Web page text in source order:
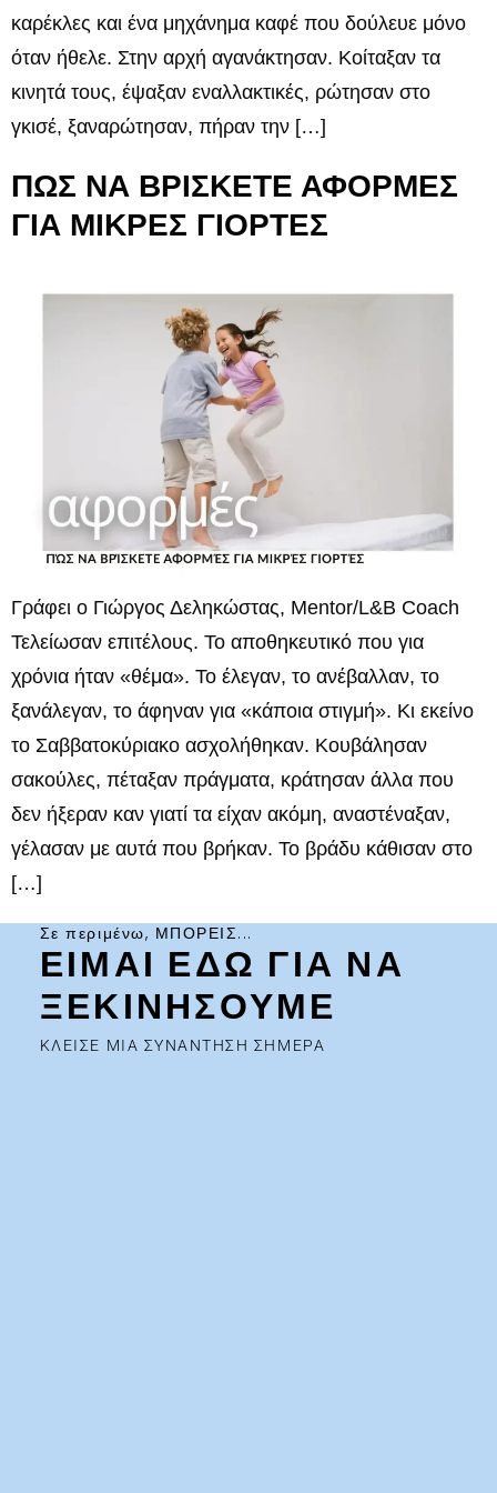
καρέκλες και ένα μηχάνημα καφέ που δούλευε μόνο
όταν ήθελε. Στην αρχή αγανάκτησαν. Κοίταξαν τα
κινητά τους, έψαξαν εναλλακτικές, ρώτησαν στο
γκισέ, ξαναρώτησαν, πήραν την […]
ΠΩΣ ΝΑ ΒΡΙΣΚΕΤΕ ΑΦΟΡΜΕΣ
ΓΙΑ ΜΙΚΡΕΣ ΓΙΟΡΤΕΣ
Γράφει ο Γιώργος Δεληκώστας, Mentor/L&B Coach
Τελείωσαν επιτέλους. Το αποθηκευτικό που για
χρόνια ήταν «θέμα». Το έλεγαν, το ανέβαλλαν, το
ξανάλεγαν, το άφηναν για «κάποια στιγμή». Κι εκείνο
το Σαββατοκύριακο ασχολήθηκαν. Κουβάλησαν
σακούλες, πέταξαν πράγματα, κράτησαν άλλα που
δεν ήξεραν καν γιατί τα είχαν ακόμη, αναστέναξαν,
γέλασαν με αυτά που βρήκαν. Το βράδυ κάθισαν στο
[…]
Σε περιμένω, ΜΠΟΡΕΙΣ...
ΕΙΜΑΙ ΕΔΩ ΓΙΑ ΝΑ
ΞΕΚΙΝΗΣΟΥΜΕ
ΚΛΕΙΣΕ ΜΙΑ ΣΥΝΑΝΤΗΣΗ ΣΗΜΕΡΑ